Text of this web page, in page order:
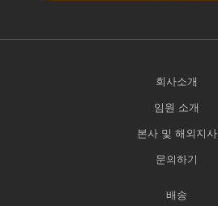
회사소개
임원 소개
본사 및 해외지사
문의하기
배송